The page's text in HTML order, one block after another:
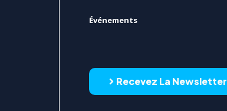
Événements
Recevez La Newsletter